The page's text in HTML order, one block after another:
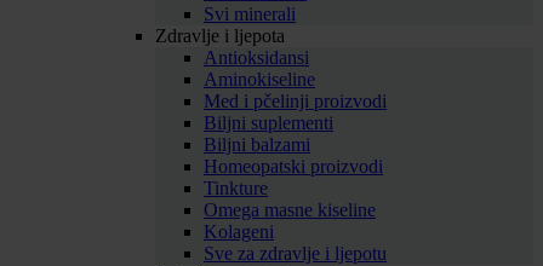
Svi minerali
Zdravlje i ljepota
Antioksidansi
Aminokiseline
Med i pčelinji proizvodi
Biljni suplementi
Biljni balzami
Homeopatski proizvodi
Tinkture
Omega masne kiseline
Kolageni
Sve za zdravlje i ljepotu